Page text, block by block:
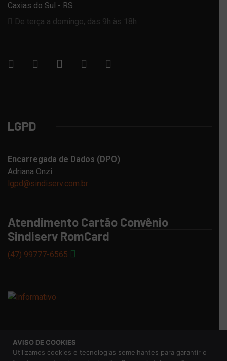
Caxias do Sul - RS
De terça a domingo, das 9h às 18h
LGPD
Encarregada de Dados (DPO)
Adriana Onzi
lgpd@sindiserv.com.br
Atendimento Cartão Convênio
Sindiserv RomCard
(47) 99777-6565
© 2026 Sindicato dos Servidores Municipais de Caxias do
Aviso de Privacidade
AVISO DE COOKIES
Utilizamos cookies e tecnologias semelhantes para garantir o